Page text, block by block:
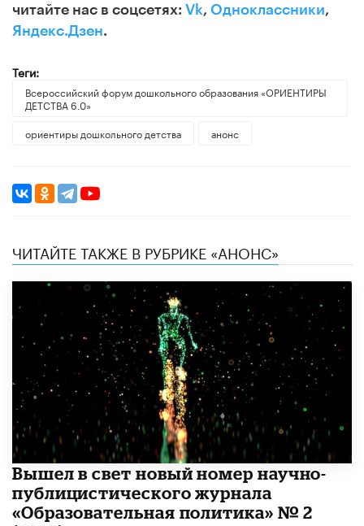
читайте нас в соцсетях: Vk, Одноклассники,
Яндекс.Дзен.
Теги:
Всероссийский форум дошкольного образования «ОРИЕНТИРЫ
ДЕТСТВА 6.0»
ориентиры дошкольного детства
анонс
ЧИТАЙТЕ ТАКЖЕ В РУБРИКЕ «АНОНС»
Вышел в свет новый номер научно-
публицистического журнала
«Образовательная политика» № 2